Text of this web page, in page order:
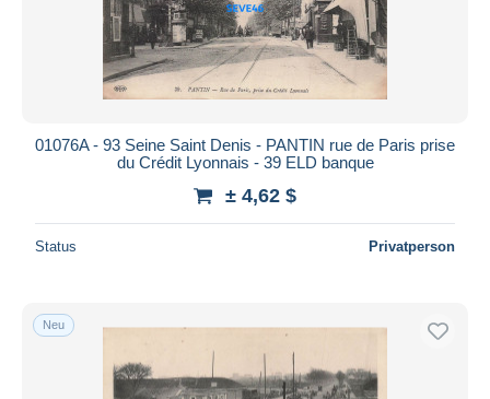
01076A - 93 Seine Saint Denis - PANTIN rue de Paris prise
du Crédit Lyonnais - 39 ELD banque
± 4,62 $
Status Privatperson
Neu